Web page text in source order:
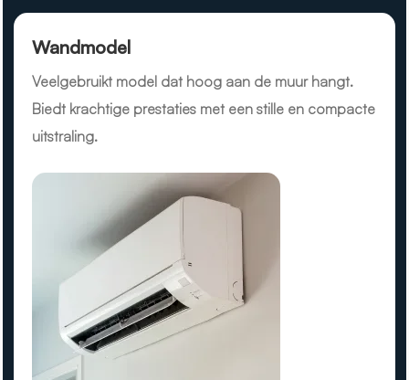
Wandmodel
Veelgebruikt model dat hoog aan de muur hangt.
Biedt krachtige prestaties met een stille en compacte
uitstraling.